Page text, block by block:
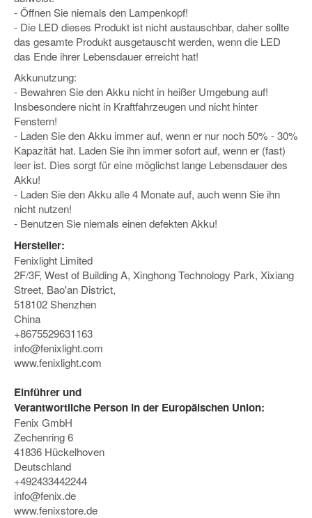
- Öffnen Sie niemals den Lampenkopf!
- Die LED dieses Produkt ist nicht austauschbar, daher sollte
das gesamte Produkt ausgetauscht werden, wenn die LED
das Ende ihrer Lebensdauer erreicht hat!
Akkunutzung:
- Bewahren Sie den Akku nicht in heißer Umgebung auf!
Insbesondere nicht in Kraftfahrzeugen und nicht hinter
Fenstern!
- Laden Sie den Akku immer auf, wenn er nur noch 50% - 30%
Kapazität hat. Laden Sie ihn immer sofort auf, wenn er (fast)
leer ist. Dies sorgt für eine möglichst lange Lebensdauer des
Akku!
- Laden Sie den Akku alle 4 Monate auf, auch wenn Sie ihn
nicht nutzen!
- Benutzen Sie niemals einen defekten Akku!
Hersteller:
Fenixlight Limited
2F/3F, West of Building A, Xinghong Technology Park, Xixiang
Street, Bao'an District,
518102 Shenzhen
China
+8675529631163
info@fenixlight.com
www.fenixlight.com
Einführer und
Verantwortliche Person in der Europäischen Union:
Fenix GmbH
Zechenring 6
41836 Hückelhoven
Deutschland
+492433442244
info@fenix.de
www.fenixstore.de